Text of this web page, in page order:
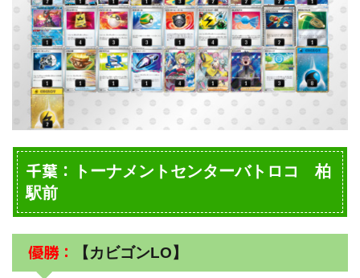
千葉：
トーナメントセンターバトロコ 柏
駅前
優勝： 【カビゴンLO】